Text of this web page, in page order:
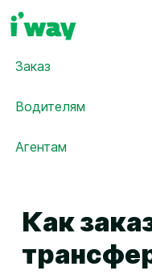
Заказ
Водителям
Агентам
Как